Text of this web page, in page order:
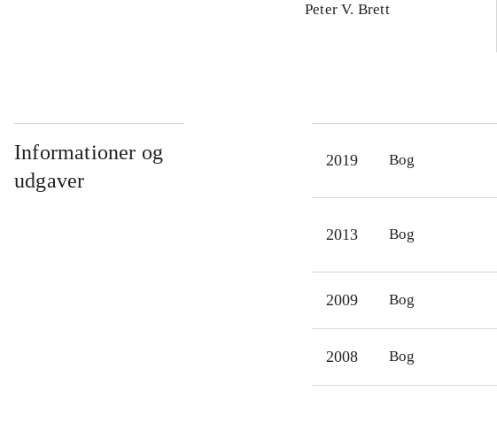
Peter V. Brett
Informationer og
udgaver
2019 Bog
2013 Bog
2009 Bog
2008 Bog